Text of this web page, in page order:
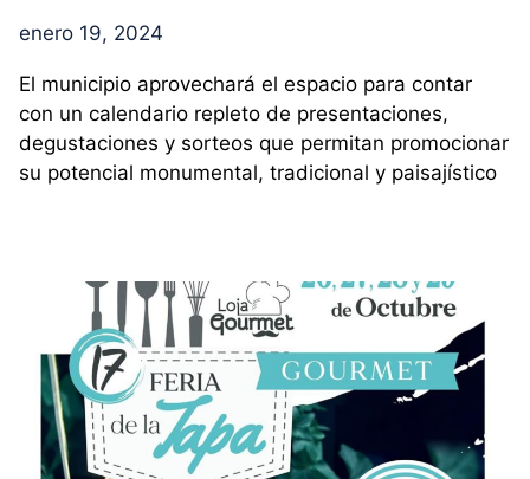
enero 19, 2024
El municipio aprovechará el espacio para contar
con un calendario repleto de presentaciones,
degustaciones y sorteos que permitan promocionar
su potencial monumental, tradicional y paisajístico